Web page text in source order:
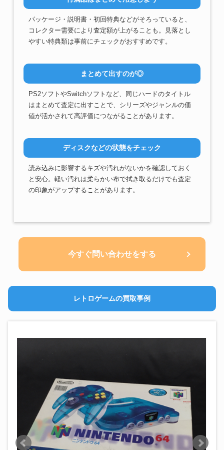
パッケージ・説明書・初回特典などがそろっていると、
コレクター需要により査定額が上がることも。見落とし
やすい特典類は事前にチェックがおすすめです。
まとめて出すのが◎
PS2ソフトやSwitchソフトなど、同じハードのタイトル
はまとめて査定に出すことで、シリーズやジャンルの価
値が活かされて高評価につながることがあります。
ディスクなどの状態をチェック
読み込みに影響するキズや汚れがないかを確認しておく
と安心。軽い汚れは柔らかい布で拭き取るだけでも査定
の印象がアップすることがあります。
今すぐ問い合わせをする
レトロゲームの買取事例